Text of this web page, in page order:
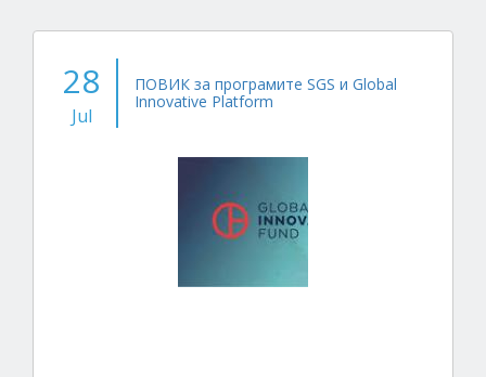
28
Jul
ПОВИК за програмите SGS и Global
Innovative Platform